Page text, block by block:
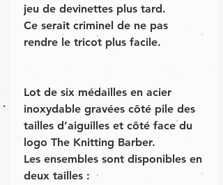
jeu de devinettes plus tard.
Ce serait criminel de ne pas
rendre le tricot plus facile.
Lot de six médailles en acier
inoxydable gravées côté pile des
tailles d’aiguilles et côté face du
logo The Knitting Barber.
Les ensembles sont disponibles en
deux tailles :